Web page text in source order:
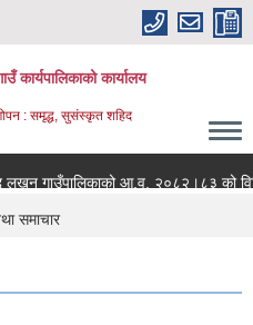
कार्यपालिकाको कार्यालय
: समृद्ध, सुसंस्कृत शहिद
गाउँपालिकाको आ.व. २०८२।८३ को
समाचार